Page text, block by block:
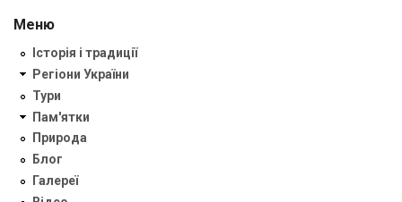
Меню
Історія і традиції
Регіони України
Тури
Пам'ятки
Природа
Блог
Галереї